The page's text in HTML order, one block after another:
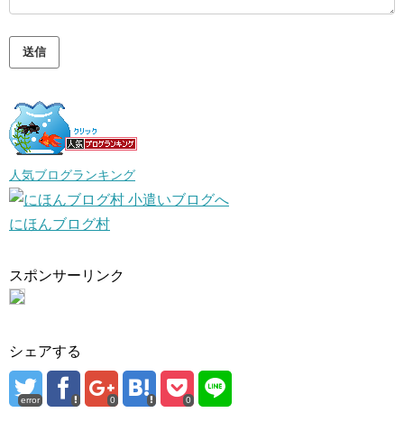
人気ブログランキング
にほんブログ村
スポンサーリンク
シェアする
error 0 0